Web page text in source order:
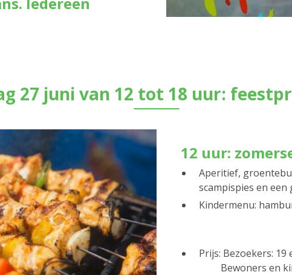
27 juni van 12 tot 18 uur:
12 uur:
Aperitief,
scampispies en een
Kindermenu:
Prijs: Bezoekers: 19
Bewoners en